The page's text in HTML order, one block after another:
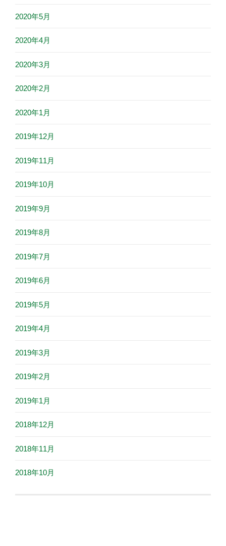
2020年5月
2020年4月
2020年3月
2020年2月
2020年1月
2019年12月
2019年11月
2019年10月
2019年9月
2019年8月
2019年7月
2019年6月
2019年5月
2019年4月
2019年3月
2019年2月
2019年1月
2018年12月
2018年11月
2018年10月